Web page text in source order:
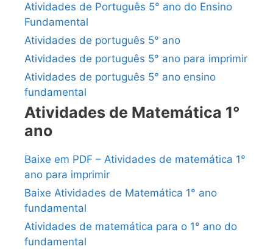
Atividades de Português 5° ano do Ensino
Fundamental
Atividades de português 5° ano
Atividades de português 5° ano para imprimir
Atividades de português 5° ano ensino
fundamental
Atividades de Matemática 1°
ano
Baixe em PDF – Atividades de matemática 1°
ano para imprimir
Baixe Atividades de Matemática 1° ano
fundamental
Atividades de matemática para o 1° ano do
fundamental